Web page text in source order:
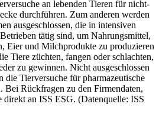
an lebenden Tieren für nicht-
durchführen. Zum anderen werden
ausgeschlossen, die in intensiven
tätig sind, um Nahrungsmittel,
Eier und Milchprodukte zu produzieren
Tiere züchten, fangen oder schlachten,
zu gewinnen. Nicht ausgeschlossen
die Tierversuche für pharmazeutische
Bei Rückfragen zu den Firmendaten,
direkt an ISS ESG. (Datenquelle: ISS